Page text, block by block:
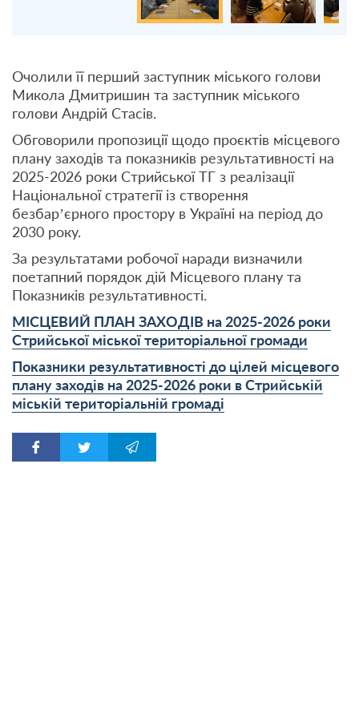
Очолили її перший заступник міського голови
Микола Дмитришин та заступник міського
голови Андрій Стасів.
Обговорили пропозиції щодо проєктів місцевого
плану заходів та показників результативності на
2025-2026 роки Стрийської ТГ з реалізації
Національної стратегії із створення
безбар’єрного простору в Україні на період до
2030 року.
За результатами робочої наради визначили
поетапний порядок дій Місцевого плану та
Показників результативності.
МІСЦЕВИЙ ПЛАН ЗАХОДІВ на 2025-2026 роки
Стрийської міської територіальної громади
Показники результативності до цілей місцевого
плану заходів на 2025-2026 роки в Стрийській
міській територіальній громаді